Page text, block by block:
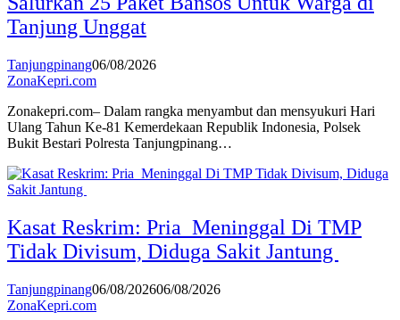
Tanjung Unggat
Tanjungpinang06/08/2026
ZonaKepri.com
Zonakepri.com– Dalam rangka menyambut dan mensyukuri Hari
Ulang Tahun Ke-81 Kemerdekaan Republik Indonesia, Polsek
Bukit Bestari Polresta Tanjungpinang…
Kasat Reskrim: Pria Meninggal Di TMP
Tidak Divisum, Diduga Sakit Jantung
Tanjungpinang06/08/202606/08/2026
ZonaKepri.com